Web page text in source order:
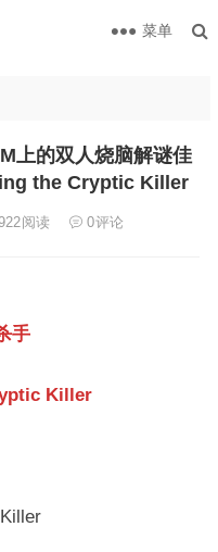
菜单
上的双人烧脑解谜佳
the Cryptic Killer
阅读 0评论
手
Killer